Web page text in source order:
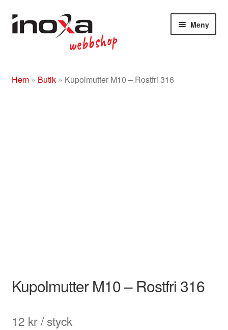
Hoppa
till
Hoppa
till
Meny
Om
Hem» Butik» Kupolmutter M10 – Rostfri 316
Kupolmutter M10 – Rostfri 316
12 kr/ styck